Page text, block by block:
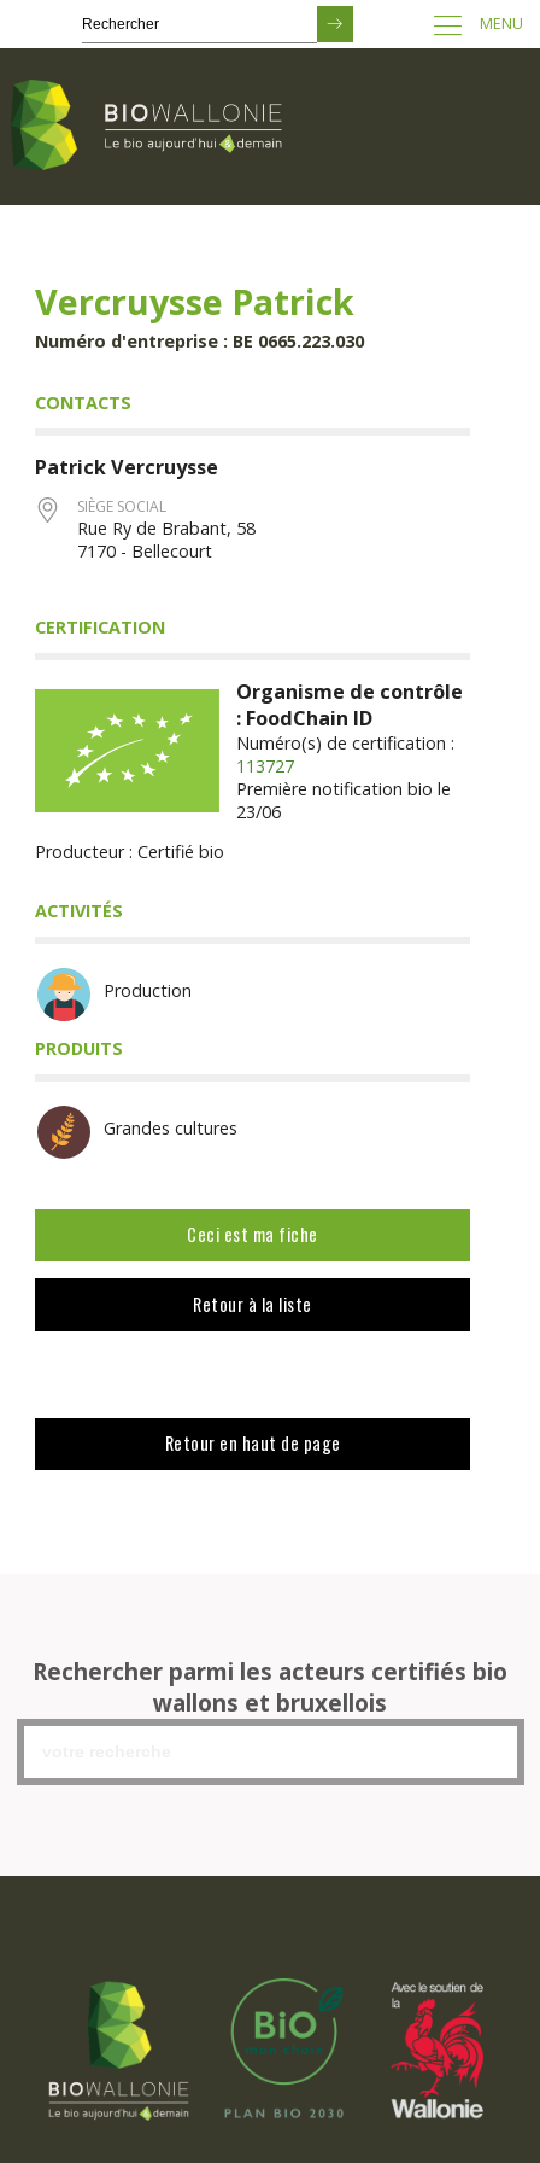
principal
MENU
Vercruysse Patrick
Numéro d'entreprise : BE 0665.223.030
CONTACTS
PatrickVercruysse
SIÈGE SOCIAL
Rue Ry de Brabant, 58
7170 - Bellecourt
CERTIFICATION
Organisme de contrôle
: FoodChain ID
Numéro(s) de certification :
113727
Première notification bio le
23/06
Producteur : Certifié bio
ACTIVITÉS
Production
PRODUITS
Grandes cultures
Ceci est ma fiche
Retour à la liste
Retour en haut de page
Rechercher parmi les acteurs certifiés bio
wallons et bruxellois